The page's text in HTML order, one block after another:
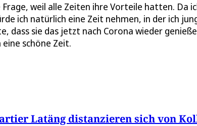
Frage, weil alle Zeiten ihre Vorteile hatten. Da
ich natürlich eine Zeit nehmen, in der ich
dass sie das jetzt nach Corona wieder
schöne Zeit.
Latäng distanzieren sich von